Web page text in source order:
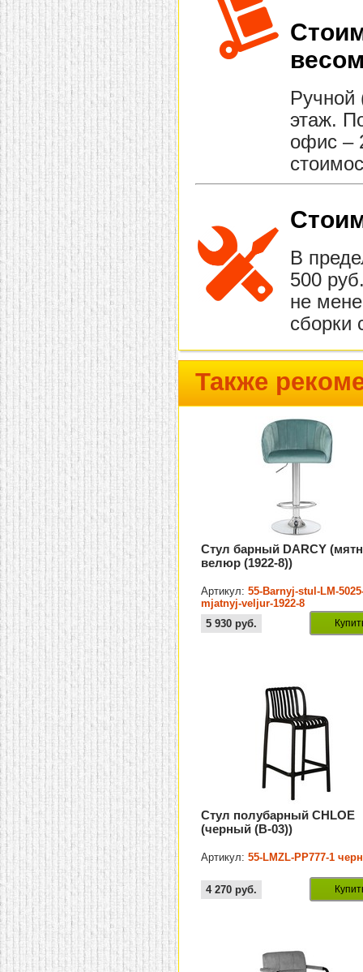
Ручной
этаж.
офис –
В
500
не
сборки
Также
Стул барный DARCY
велюр (1922-8))
Артикул:55-Barnyj-stul-LM-
mjatnyj-veljur-1922-8
5 930 руб.
Стул полубарный CHLOE
(черный (B-03))
Артикул:55-LMZL-PP777-1
4 270 руб.